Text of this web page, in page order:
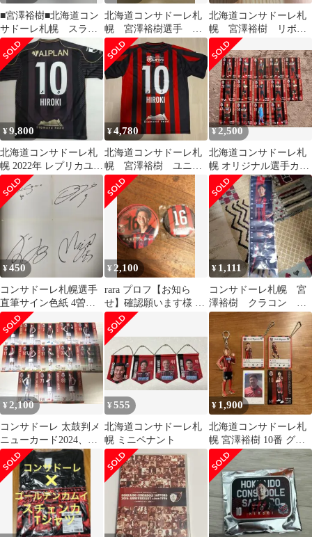
■宮澤裕樹■北海道コン
サドーレ札幌 スライ
ドミラーキーチェーン
北海道コンサドーレ札
幌 宮澤裕樹選手 ま
とめ売りグッズ
北海道コンサドーレ札
幌 宮澤裕樹 リボン
マグネット
¥9,800
北海道コンサドーレ札
幌 2022年 レプリカユニ
フォーム Sサイズ 宮澤
裕樹
¥4,780
北海道コンサドーレ札
幌 宮澤裕樹 ユニフ
ォーム 美品 2023
¥2,500
北海道コンサドーレ札
幌 オリジナル選手カー
ド2026
¥450
コンサドーレ札幌選手
直筆サイン色紙 4曽田.8
砂川.9石井.25宮澤（入
団時）
¥ 2,100
rara プロフ【お知ら
せ】確認願います様 リ
クエスト 2点 まとめ商
品
¥ 1,111
コンサドーレ札幌 宮
澤裕樹 クラコン
BIGリボン
¥ 2,100
コンサドーレ 太鼓判メ
ニューカード2024、
2025
¥555
北海道コンサドーレ札
幌 ミニペナント
¥ 1,900
北海道コンサドーレ札
幌 宮澤裕樹 10番 グッ
ズ 写真 アクリルスタン
ド サイン